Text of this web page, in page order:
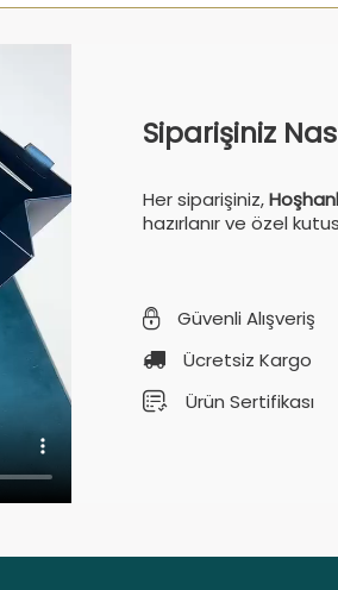
Siparişiniz
Her siparişiniz,
hazırlanır ve özel
Güvenli Alışveriş
Ücretsiz Kargo
Ürün Sertifikası